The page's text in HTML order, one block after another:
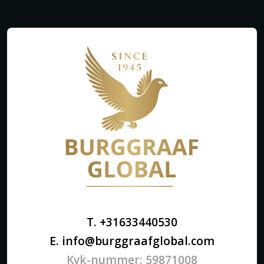
T. +31633440530
E. info@burggraafglobal.com
Kvk-nummer: 59871008